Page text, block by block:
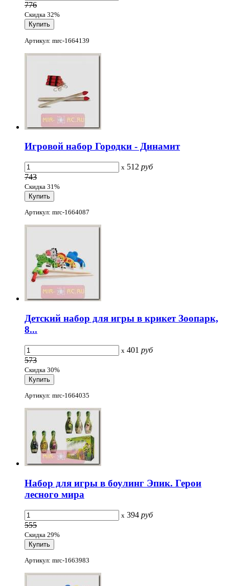
776
Скидка 32%
Артикул: mrc-1664139
Игровой набор Городки - Динамит
x 512 руб
743
Скидка 31%
Артикул: mrc-1664087
Детский набор для игры в крикет Зоопарк,
8...
x 401 руб
573
Скидка 30%
Артикул: mrc-1664035
Набор для игры в боулинг Эпик. Герои
лесного мира
x 394 руб
555
Скидка 29%
Артикул: mrc-1663983